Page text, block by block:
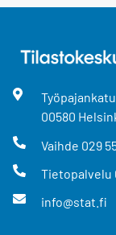
Työpajankatu
00580
Vaihde 029
Tietopalvelu
info@stat.fi